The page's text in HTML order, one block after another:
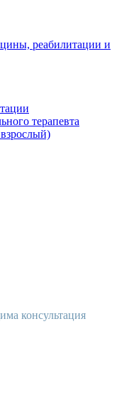
реабилитации и
терапевта
консультация